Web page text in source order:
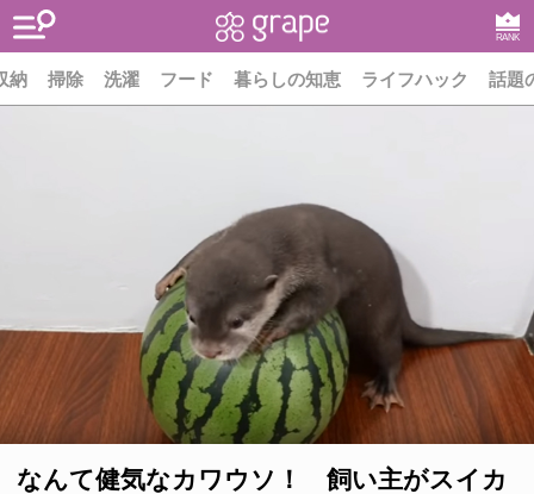
RANK
納 掃除 洗濯 フード 暮らしの知恵 ライフハック 話題
なんて健気なカワウソ！ 飼い主がスイカ